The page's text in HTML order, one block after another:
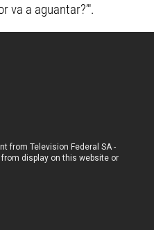
va a aguantar?’".